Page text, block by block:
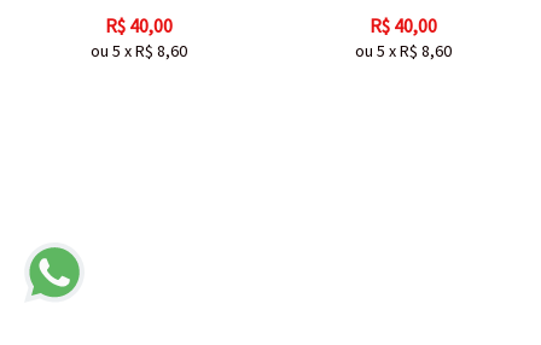
R$ 40,00
ou 5 xR$ 8,60
R$ 40,00
ou 5 xR$ 8,60